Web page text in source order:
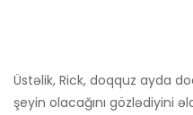
Üstəlik, Rick, doqquz ayda
şeyin olacağını gözlədiyini